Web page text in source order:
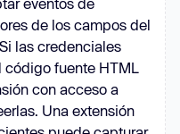
de los campos del
las credenciales
código fuente HTML
con acceso a
Una extensión